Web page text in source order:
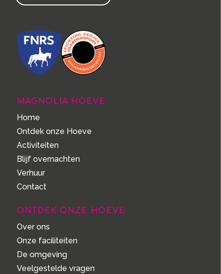
MAGNOLIA HOEVE
Home
Ontdek onze Hoeve
Activiteiten
Blijf overnachten
Verhuur
Contact
ONTDEK ONZE HOEVE
Over ons
Onze faciliteiten
De omgeving
Veelgestelde vragen